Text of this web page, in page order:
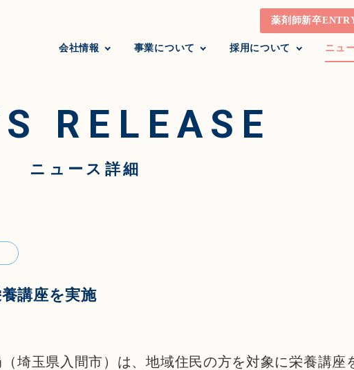
会社情報 事業について 採用について ニュ
薬剤師新卒
RELEASE
ニュース詳細
講座を実施
埼玉県入間市）は、地域住民の方を対象に栄養講座